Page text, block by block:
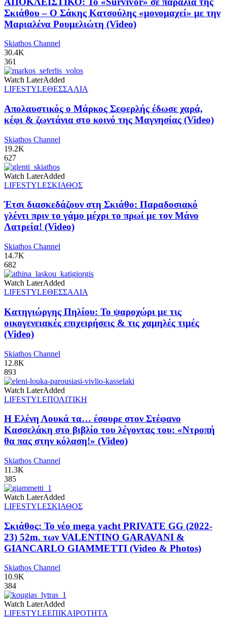
Σκιάθου – Ο Σάκης Κατσούλης «μονομαχεί» με την
Μαριαλένα Ρουμελιώτη (Video)
Skiathos Channel
30.4K
361
Watch LaterAdded
LIFESTYLEΘΕΣΣΑΛΙΑ
Απολαυστικός ο Μάρκος Σεφερλής έδωσε χαρά,
κέφι & ζωντάνια στο κοινό της Μαγνησίας (Video)
Skiathos Channel
19.2K
627
Watch LaterAdded
LIFESTYLEΣΚΙΑΘΟΣ
Έτσι διασκεδάζουν στη Σκιάθο: Παραδοσιακό
γλέντι πριν το γάμο μέχρι το πρωί με τον Μάνο
Λατρεία! (Video)
Skiathos Channel
14.7K
682
Watch LaterAdded
LIFESTYLEΘΕΣΣΑΛΙΑ
Κατηγιώργης Πηλίου: Το ψαροχώρι με τις
οικογενειακές επιχειρήσεις & τις χαμηλές τιμές
(Video)
Skiathos Channel
12.8K
893
Watch LaterAdded
LIFESTYLEΠΟΛΙΤΙΚΗ
Η Ελένη Λουκά τα… έσουρε στον Στέφανο
Κασσελάκη στο βιβλίο του λέγοντας του: «Ντροπή
θα πας στην κόλαση!» (Video)
Skiathos Channel
11.3K
385
Watch LaterAdded
LIFESTYLEΣΚΙΑΘΟΣ
Σκιάθος: Το νέο mega yacht PRIVATE GG (2022-
23) 52m. των VALENTINO GARAVANI &
GIANCARLO GIAMMETTI (Video & Photos)
Skiathos Channel
10.9K
384
Watch LaterAdded
LIFESTYLEΕΠΙΚΑΙΡΟΤΗΤΑ